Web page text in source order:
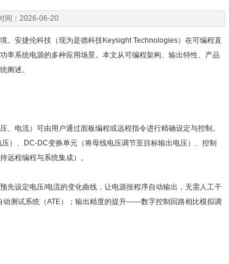
间：2026-06-20
。安捷伦科技（现为是德科技Keysight Technologies）在可编程直
率系统电源的多种应用场景。本文从可编程架构、输出特性、产品
阐述。
电流）可由用户通过面板编程或远程指令进行精确设定与控制。
）、DC-DC变换单元（将母线电压调节至目标输出电压）、控制
远程编程与系统集成）。
设定电压/电流的变化曲线，让电源按程序自动输出，无需人工干
测试系统（ATE）；输出精度的提升——数字控制回路相比模拟调